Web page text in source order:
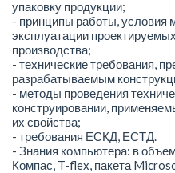
упаковку продукции;
- принципы работы, условия
эксплуатации
производства;
- технические требования,
разрабатываемым
- методы проведения
конструировании,
их свойства;
- требования ЕСКД, ЕСТД.
- Знания компьютера: в
Компас, T-flex, пакета